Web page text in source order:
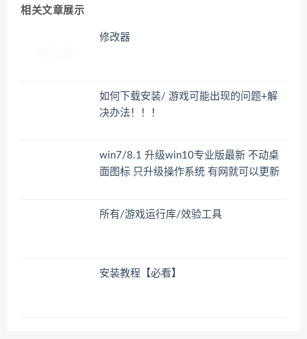
相关文章展示
修改器
如何下载安装/ 游戏可能出现的问题+解
决办法！！！
win7/8.1 升级win10专业版最新 不动桌
面图标 只升级操作系统 有网就可以更新
所有/游戏运行库/效验工具
安装教程【必看】